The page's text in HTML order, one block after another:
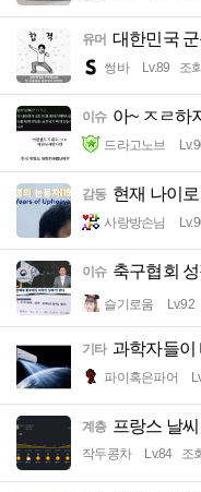
유머 대한민국
썽바 Lv.89 조
이슈 아~ ㅈㄹ하
드라고노브
감동 현재 나이
사랑방손님
이슈 축구협회
슬기로움 Lv.92
기타 과학자들이
파이혹은파어
계층 프랑스 날
작두콩차 Lv.84 조